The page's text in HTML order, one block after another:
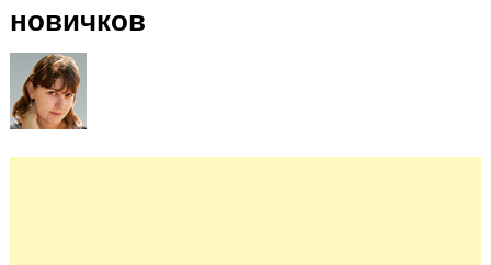
новичков